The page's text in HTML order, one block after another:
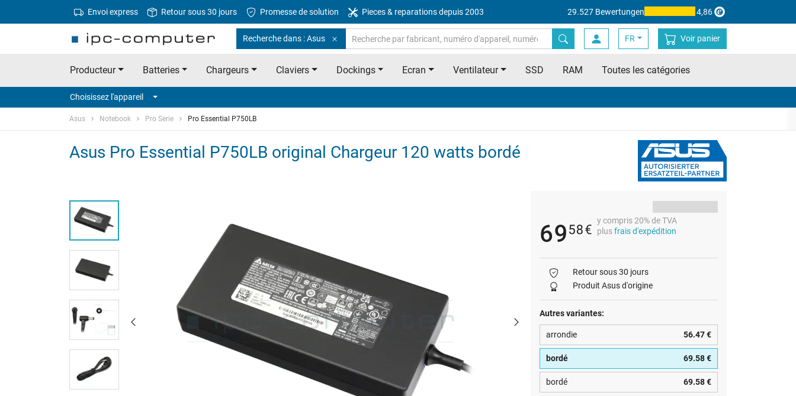
Envoi express Retour sous 30 jours Promesse de solution Pieces & reparations depuis 2003 29.527 Bewertungen 4,86
Recherche dans : Asus FR Voir panier
Producteur Batteries Chargeurs Claviers Dockings Ecran Ventilateur SSD RAM Toutes les catégories
Choisissez l'appareil
Asus Notebook Pro Serie Pro Essential P750LB
Asus Pro Essential P750LB original Chargeur 120 watts bordé
6958€ y compris 20% de TVA
plusfrais d'expédition
Retour sous 30 jours
Produit Asus d'origine
Autres variantes:
arrondie 56.47 €
bordé 69.58 €
bordé 69.58 €